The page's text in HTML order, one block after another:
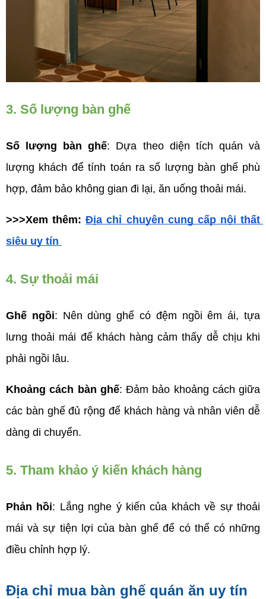
3. Số lượng bàn ghế
Số lượng bàn ghế: Dựa theo diện tích quán và
lượng khách để tính toán ra số lượng bàn ghế phù
hợp, đảm bảo không gian đi lại, ăn uống thoải mái.
>>>Xem thêm: Địa chỉ chuyên cung cấp nội thất
siêu uy tín
4. Sự thoải mái
Ghế ngồi: Nên dùng ghế có đệm ngồi êm ái, tựa
lưng thoải mái để khách hàng cảm thấy dễ chịu khi
phải ngồi lâu.
Khoảng cách bàn ghế: Đảm bảo khoảng cách giữa
các bàn ghế đủ rộng để khách hàng và nhân viên dễ
dàng di chuyển.
5. Tham khảo ý kiến khách hàng
Phản hồi: Lắng nghe ý kiến của khách về sự thoải
mái và sự tiện lợi của bàn ghế để có thể có những
điều chỉnh hợp lý.
Địa chỉ mua bàn ghế quán ăn uy tín